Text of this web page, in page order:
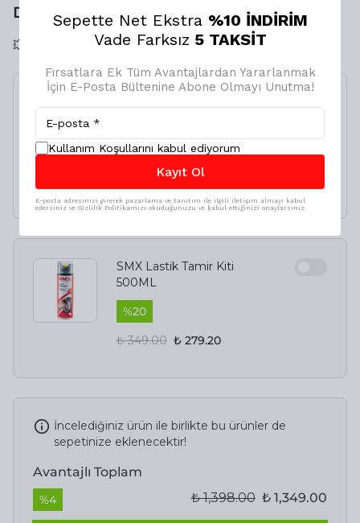
DAKİKAN❗️KAÇIRMA⏳
💥💥 SANA ÖZEL LASTİK TAMİR KİTİ NET %20 İNDİRİMLİ
₺ 1,398.00 ₺ 1,349.00
SMX Lastik Tamir Kiti
500ML
%20
₺ 349.00 ₺ 279.20
İncelediğiniz ürün ile birlikte bu ürünler de
sepetinize eklenecektir!
Avantajlı Toplam
%4 ₺ 1,398.00 ₺ 1,349.00
Sepette Net Ekstra %10 İNDİRİM
Vade Farksız 5 TAKSİT
Fırsatlara Ek Tüm Avantajlardan Yararlanmak
İçin E-Posta Bültenine Abone Olmayı Unutma!
Kullanım Koşullarını kabul ediyorum
Kayıt Ol
E-posta adresinizi girerek pazarlama ve tanıtım ile ilgili iletişim almayı kabul
edersiniz ve Gizlilik Politikamızı okuduğunuzu ve kabul ettiğinizi onaylarsınız.